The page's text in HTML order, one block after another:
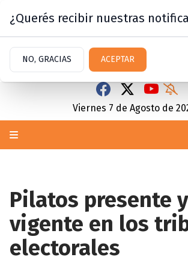
Viernes 7 de Agosto de
Pilatos presente y
vigente en los
electorales
¿Querés recibir nuestras
NO, GRACIAS ACEPTAR